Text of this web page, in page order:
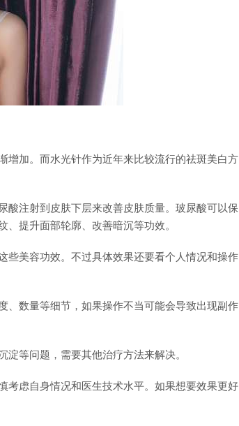
增加。而水光针作为近年来比较流行的祛斑美白方
酸注射到皮肤下层来改善皮肤质量。玻尿酸可以保
提升面部轮廓、改善暗沉等功效。
些美容功效。不过具体效果还要看个人情况和操作
、数量等细节，如果操作不当可能会导致出现副作
等问题，需要其他治疗方法来解决。
考虑自身情况和医生技术水平。如果想要效果更好